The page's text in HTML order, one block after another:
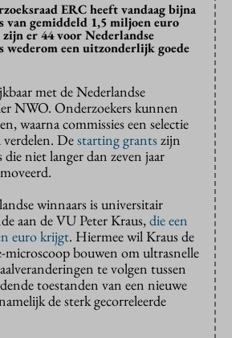
ERC heeft vandaag bijna
van gemiddeld 1,5 miljoen euro
er 44 voor Nederlandse
wederom een uitzonderlijk goede
met de Nederlandse
NWO. Onderzoekers kunnen
waarna commissies een selectie
Destarting grantszijn
niet langer dan zeven jaar
winnaars is universitair
aan de VU Peter Kraus,die een
euro krijgt. Hiermee wil Kraus de
microscoop bouwen om ultrasnelle
te volgen tussen
toestanden van een nieuwe
de sterk gecorreleerde